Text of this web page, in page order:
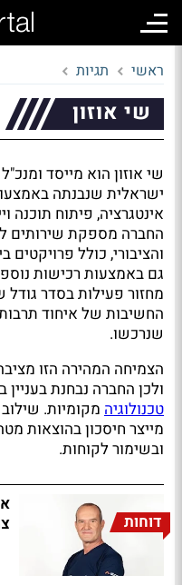
ראשי תגיות
שי אוזון
שי אוזון הוא מייסד ומנכ"ל
ישראלית שנבנתה
אינטגרציה, פיתוח תוכנה
החברה מספקת שירותים
והציבורי, כולל פרויקטים
גם באמצעות רכישות
מחזור פעילות בסדר
החשיבות של איחוד
שנרכשו.
הצמיחה המהירה הזו
ולכן החברה נבחנת
טכנולוגיה מקומיות.
מייצר חיסכון בהוצאות
ובשימור לקוחות.
דוחות